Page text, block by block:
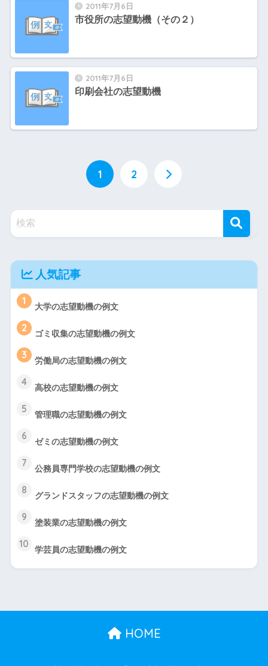
2011年7月6日
市役所の志望動機（その２）
2011年7月6日
印刷会社の志望動機
1 2
人気記事
1 大学の志望動機の例文
2 ゴミ収集の志望動機の例文
3 労働局の志望動機の例文
4 高校の志望動機の例文
5 管理職の志望動機の例文
6 ゼミの志望動機の例文
7 公務員専門学校の志望動機の例文
8 グランドスタッフの志望動機の例文
9 塗装業の志望動機の例文
10 学芸員の志望動機の例文
HOME